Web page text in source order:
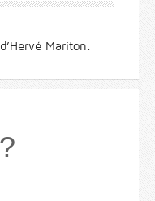
Mariton.